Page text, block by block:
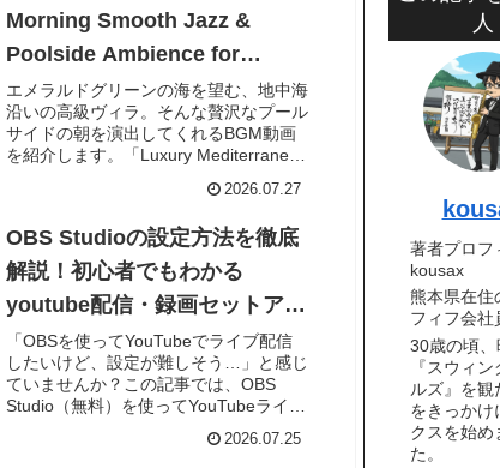
Morning Smooth Jazz &
Poolside Ambience for
Work,Study&Relax🌴地中海ヴ
ィラで迎える贅沢な朝のプール
サイドジャズ BGM【1時間31
エメラルドグリーンの海を望む、地中海
沿いの高級ヴィラ。そんな贅沢なプール
サイドの朝を演出してくれるBGM動画
を紹介します。「Luxury Mediterranean
2026.07.27
OBS Studioの設定方法を徹底
解説！初心者でもわかる
youtube配信・録画セットアッ
プガイド
「OBSを使ってYouTubeでライブ配信
したいけど、設定が難しそう…」と感じ
ていませんか？この記事では、OBS
Studio（無料）を使ってYouTubeライブ
画面を使ってわかりやすく解説します。
2026.07.25
人
著者プロフ
kousax
熊本県在住
フィフ会社
30歳の頃、
『スウィ
ルズ』を観
をきっかけ
クスを始め
た。